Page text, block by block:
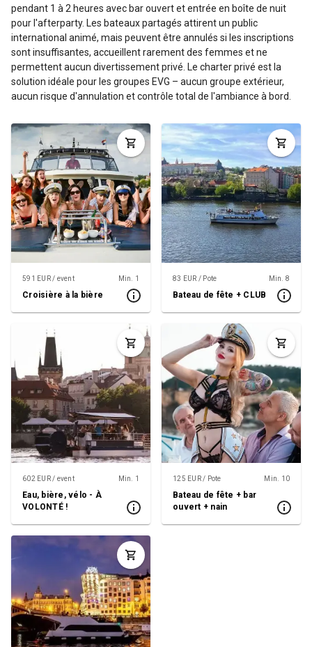
pendant 1 à 2 heures avec bar ouvert et entrée en boîte de nuit
pour l'afterparty. Les bateaux partagés attirent un public
international animé, mais peuvent être annulés si les inscriptions
sont insuffisantes, accueillent rarement des femmes et ne
permettent aucun divertissement privé. Le charter privé est la
solution idéale pour les groupes EVG – aucun groupe extérieur,
aucun risque d'annulation et contrôle total de l'ambiance à bord.
591 EUR / event Min. 1
Croisière à la bière
83 EUR / Pote Min. 8
Bateau de fête + CLUB
602 EUR / event Min. 1
Eau, bière, vélo - À
VOLONTÉ !
125 EUR / Pote Min. 10
Bateau de fête + bar
ouvert + nain